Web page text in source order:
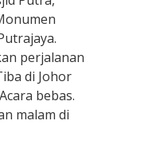
perjalanan
di Johor
bebas.
malam di